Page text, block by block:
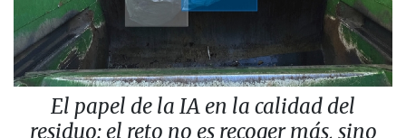
El papel de la IA en la calidad del
residuo: el reto no es recoger más, sino